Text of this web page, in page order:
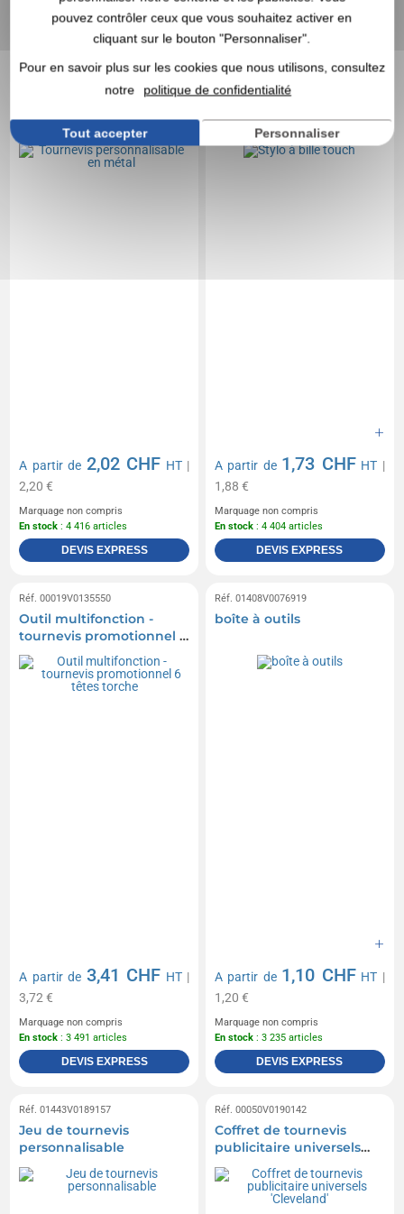
En stock: 4 590 articles
DEVIS EXPRESS
En stock: 4 556 articles
DEVIS EXPRESS
Réf. 00028V0050647
personnalisable en métal
A partir de 2,02 CHF HT|
2,20 €
Marquage non compris
En stock : 4 416 articles
DEVIS EXPRESS
Réf. 01525V0174365
A partir de 1,73 CHF HT |
1,88 €
Marquage non compris
En stock : 4 404 articles
DEVIS EXPRESS
Réf. 00019V0135550
Outil multifonction -
tournevis promotionnel 6
têtes torche
A partir de 3,41 CHF HT|
3,72 €
Marquage non compris
En stock : 3 491 articles
DEVIS EXPRESS
Réf. 01408V0076919
boîte à outils
A partir de 1,10 CHF HT |
1,20 €
Marquage non compris
En stock : 3 235 articles
DEVIS EXPRESS
Réf. 01443V0189157
Jeu de tournevis
personnalisable
Réf. 00050V0190142
Coffret de tournevis
publicitaire universels
'Cleveland'
pouvez contrôler ceux que vous souhaitez activer en
cliquant sur le bouton "Personnaliser".
Pour en savoir plus sur les cookies que nous utilisons, consultez
notre
politique de confidentialité
Tout accepter Personnaliser